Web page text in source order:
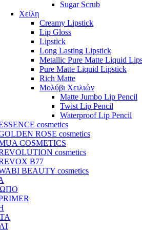
Sugar Scrub
Χείλη
Creamy Lipstick
Lip Gloss
Lipstick
Long Lasting Lipstick
Metallic Pure Matte Liquid
Pure Matte Liquid Lipstick
Rich Matte
Μολύβι Χειλιών
Matte Jumbo Lip Pencil
Twist Lip Pencil
Waterproof Lip Pencil
cosmetics
ROSE cosmetics
COSMETICS
cosmetics
B77
BEAUTY cosmetics